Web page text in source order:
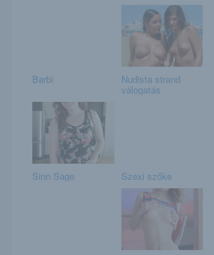
Barbi Nudista strand
válogatás
Sinn Sage Szexi szőke